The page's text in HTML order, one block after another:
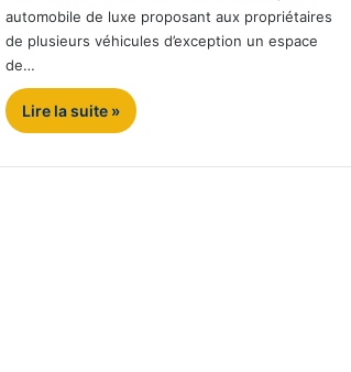
automobile de luxe proposant aux propriétaires
de plusieurs véhicules d’exception un espace
de…
Lire la suite »